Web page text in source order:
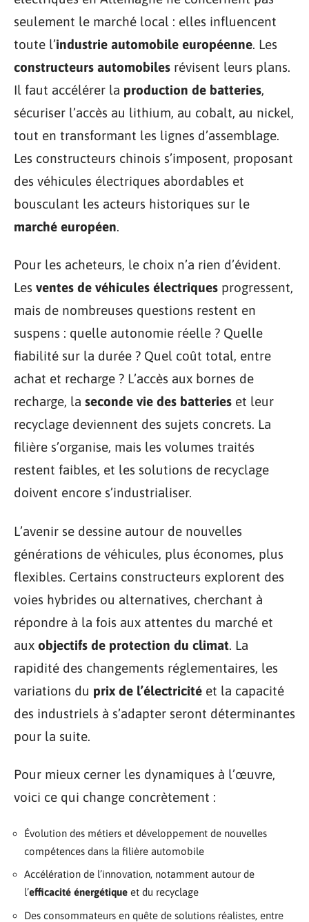
seulement le marché local : elles influencent
toute l’industrie automobile européenne. Les
constructeurs automobiles révisent leurs plans.
Il faut accélérer la production de batteries,
sécuriser l’accès au lithium, au cobalt, au nickel,
tout en transformant les lignes d’assemblage.
Les constructeurs chinois s’imposent, proposant
des véhicules électriques abordables et
bousculant les acteurs historiques sur le
marché européen.
Pour les acheteurs, le choix n’a rien d’évident.
Les ventes de véhicules électriques progressent,
mais de nombreuses questions restent en
suspens : quelle autonomie réelle ? Quelle
fiabilité sur la durée ? Quel coût total, entre
achat et recharge ? L’accès aux bornes de
recharge, la seconde vie des batteries et leur
recyclage deviennent des sujets concrets. La
filière s’organise, mais les volumes traités
restent faibles, et les solutions de recyclage
doivent encore s’industrialiser.
L’avenir se dessine autour de nouvelles
générations de véhicules, plus économes, plus
flexibles. Certains constructeurs explorent des
voies hybrides ou alternatives, cherchant à
répondre à la fois aux attentes du marché et
aux objectifs de protection du climat. La
rapidité des changements réglementaires, les
variations du prix de l’électricité et la capacité
des industriels à s’adapter seront déterminantes
pour la suite.
Pour mieux cerner les dynamiques à l’œuvre,
voici ce qui change concrètement :
Évolution des métiers et développement de nouvelles
compétences dans la filière automobile
Accélération de l’innovation, notamment autour de
l’efficacité énergétique et du recyclage
Des consommateurs en quête de solutions réalistes, entre